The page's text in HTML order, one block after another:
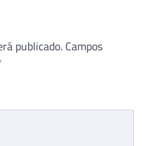
publicado. Campos